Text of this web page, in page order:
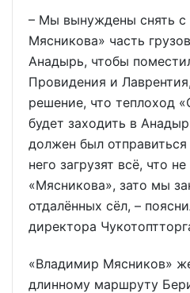
– Мы вынуждены снять с
Мясникова» часть
Анадырь, чтобы
Провидения и
решение, что теплоход
будет заходить в
должен был
него загрузят всё, что
«Мясникова», зато мы
отдалённых сёл, –
директора
«Владимир Мясников»
длинному маршруту